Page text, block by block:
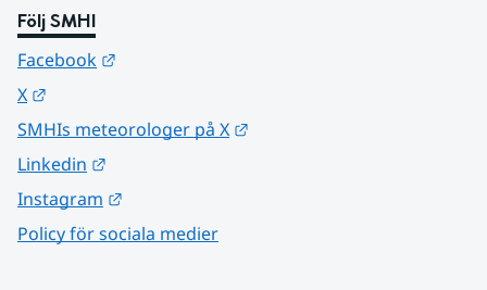
Följ SMHI
Facebook
X
SMHIs meteorologer på X
Linkedin
Instagram
Policy för sociala medier